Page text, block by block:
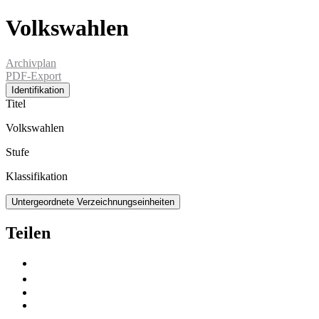
Volkswahlen
Archivplan
PDF-Export
Identifikation
Titel
Volkswahlen
Stufe
Klassifikation
Untergeordnete Verzeichnungseinheiten
Teilen